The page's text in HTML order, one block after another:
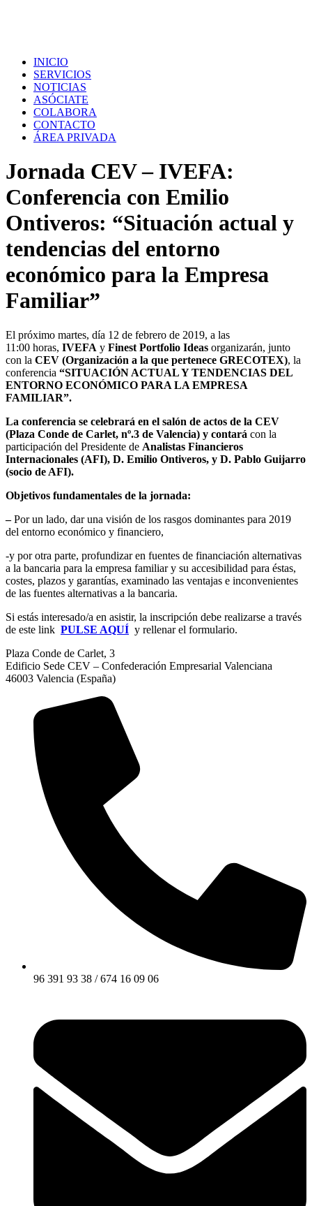
INICIO
SERVICIOS
NOTICIAS
ASÓCIATE
COLABORA
CONTACTO
ÁREA PRIVADA
Jornada CEV – IVEFA:
Conferencia con Emilio
Ontiveros: “Situación actual y
tendencias del entorno
económico para la Empresa
Familiar”
El próximo martes, día 12 de febrero de 2019, a las
11:00 horas, IVEFA y Finest Portfolio Ideas organizarán, junto
con la CEV (Organización a la que pertenece GRECOTEX), la
conferencia “SITUACIÓN ACTUAL Y TENDENCIAS DEL
ENTORNO ECONÓMICO PARA LA EMPRESA
FAMILIAR”.
La conferencia se celebrará en el salón de actos de la CEV
(Plaza Conde de Carlet, nº.3 de Valencia) y contará con la
participación del Presidente de Analistas Financieros
Internacionales (AFI), D. Emilio Ontiveros, y D. Pablo Guijarro
(socio de AFI).
Objetivos fundamentales de la jornada:
–Por un lado, dar una visión de los rasgos dominantes para 2019
del entorno económico y financiero,
-y por otra parte, profundizar en fuentes de financiación alternativas
a la bancaria para la empresa familiar y su accesibilidad para éstas,
costes, plazos y garantías, examinado las ventajas e inconvenientes
de las fuentes alternativas a la bancaria.
Si estás interesado/a en asistir, la inscripción debe realizarse a través
de este link PULSE AQUÍ y rellenar el formulario.
Plaza Conde de Carlet, 3
Edificio Sede CEV – Confederación Empresarial Valenciana
46003 Valencia (España)
96 391 93 38 / 674 16 09 06